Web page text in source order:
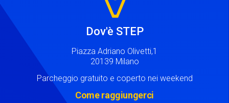
Dov'è STEP
Piazza Adriano Olivetti,1
20139 Milano
Parcheggio gratuito e coperto nei weekend
Come raggiungerci